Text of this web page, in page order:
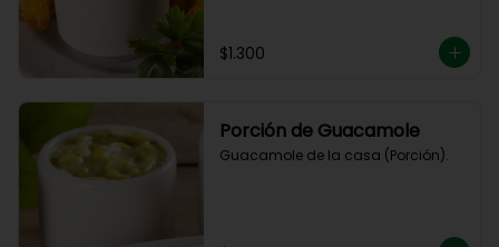
$1.300
Porción de Guacamole
Guacamole de la casa (Porción).